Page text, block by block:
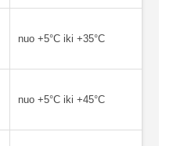
nuo +5°C iki +35°C
nuo +5°C iki +45°C